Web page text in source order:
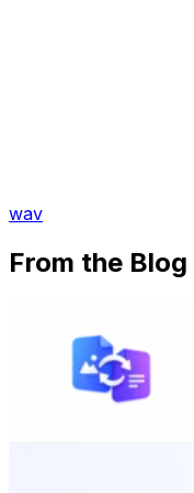
wav
From the Blog